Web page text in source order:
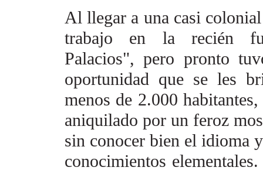
Al llegar a una casi
trabajo en la recién
Palacios", pero pronto
oportunidad que se les
menos de 2.000
aniquilado por un feroz
sin conocer bien el idioma
conocimientos